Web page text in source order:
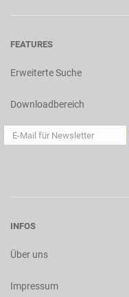
FEATURES
Erweiterte Suche
Downloadbereich
INFOS
Über uns
Impressum